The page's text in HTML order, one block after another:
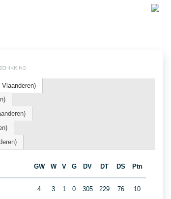
GW W V G DV DT DS Ptn
4 3 1 0 305 229 76 10